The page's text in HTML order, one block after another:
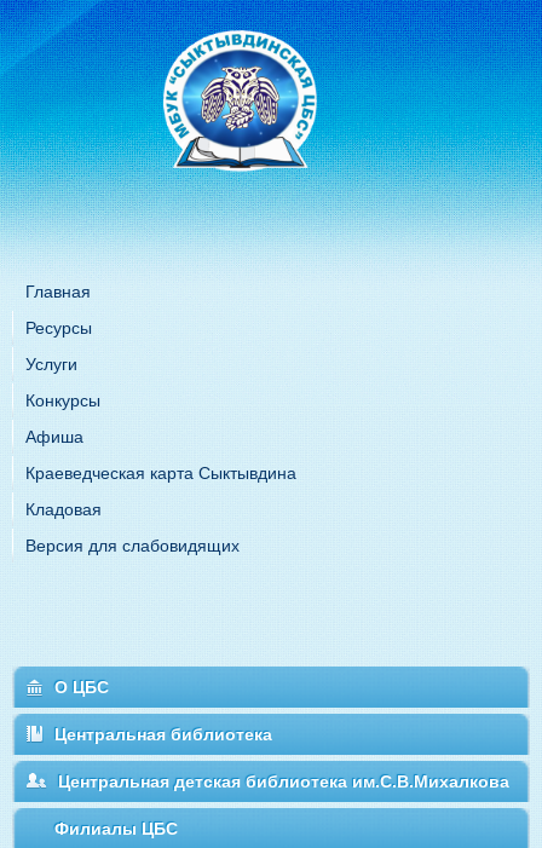
Главная
Ресурсы
Услуги
Конкурсы
Афиша
Краеведческая карта Сыктывдина
Кладовая
Версия для слабовидящих
О ЦБС
Центральная библиотека
Центральная детская библиотека им.С.В.Михалкова
Филиалы ЦБС